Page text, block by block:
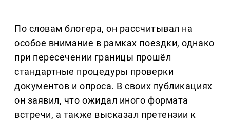
По словам блогера, он рассчитывал на
особое внимание в рамках поездки, однако
при пересечении границы прошёл
стандартные процедуры проверки
документов и опроса. В своих публикациях
он заявил, что ожидал иного формата
встречи, а также высказал претензии к